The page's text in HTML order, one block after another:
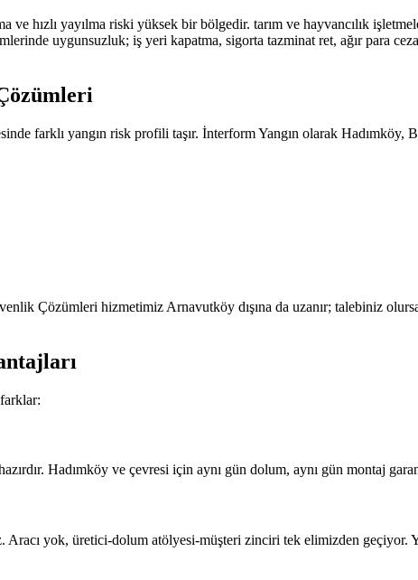
hızlı yayılma riski yüksek bir bölgedir. tarım ve hayvancılık
uygunsuzluk; iş yeri kapatma, sigorta tazminat ret, ağır para
farklı yangın risk profili taşır. İnterform Yangın olarak Hadımköy,
Çözümleri hizmetimiz Arnavutköy dışına da uzanır; talebiniz
Hadımköy ve çevresi için aynı gün dolum, aynı gün montaj
Aracı yok, üretici-dolum atölyesi-müşteri zinciri tek elimizden